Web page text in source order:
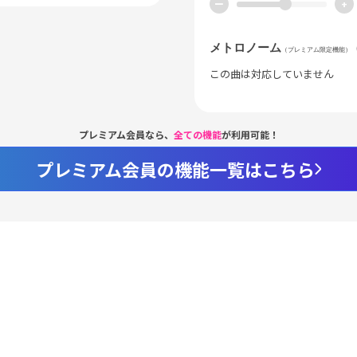
ー +
メトロノーム （プレミアム限定機能）
この曲は対応していません
プレミアム会員なら、 全ての機能が利用可能！
プレミアム会員の機能一覧はこちら